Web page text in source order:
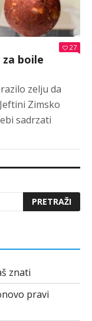
27
boile
zelju da
Zimsko
sadrzati
znati
pravi